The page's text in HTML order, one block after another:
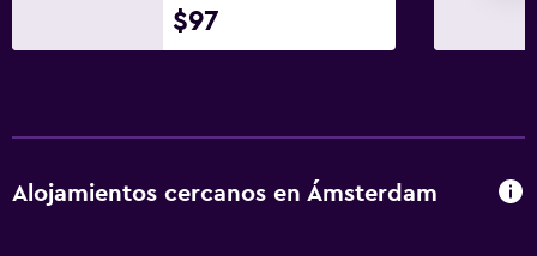
$97
Alojamientos cercanos en Ámsterdam